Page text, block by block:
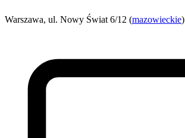
Warszawa, ul. Nowy Świat 6/12 (mazowieckie)